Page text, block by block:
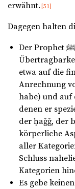
erwähnt. [51]
Dagegen halten
Der Prophet ﷺ habe durchaus auf die
etwa auf die
Anrechnung
habe) und auf
denen er
der ḥaǧǧ, der
körperliche
aller
Schluss
Kategorien
Es gebe